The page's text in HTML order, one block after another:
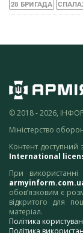
28 БРИГАДА
© 2018 - 2026,
Міністерство
Контент доступний
International
При
обов’язковим є
відкритого для
матеріал.
Політика